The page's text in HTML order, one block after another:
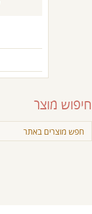
חיפוש מוצר